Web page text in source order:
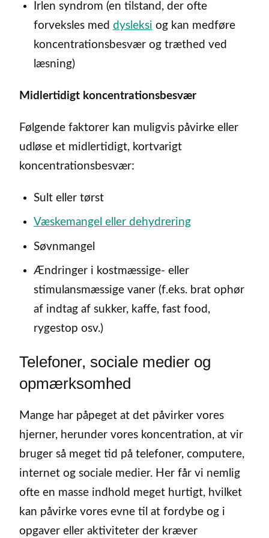
Irlen syndrom (en tilstand, der ofte
forveksles med dysleksi og kan medføre
koncentrationsbesvær og træthed ved
læsning)
Midlertidigt koncentrationsbesvær
Følgende faktorer kan muligvis påvirke eller
udløse et midlertidigt, kortvarigt
koncentrationsbesvær:
Sult eller tørst
Væskemangel eller dehydrering
Søvnmangel
Ændringer i kostmæssige- eller
stimulansmæssige vaner (f.eks. brat ophør
af indtag af sukker, kaffe, fast food,
rygestop osv.)
Telefoner, sociale medier og
opmærksomhed
Mange har påpeget at det påvirker vores
hjerner, herunder vores koncentration, at vir
bruger så meget tid på telefoner, computere,
internet og sociale medier. Her får vi nemlig
ofte en masse indhold meget hurtigt, hvilket
kan påvirke vores evne til at fordybe og i
opgaver eller aktiviteter der kræver